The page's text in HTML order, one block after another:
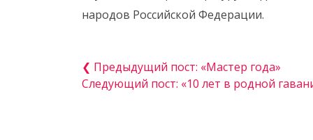
народов Российской Федерации.
❮ Предыдущий пост: «Мастер года»
Следующий пост: «10 лет в родной